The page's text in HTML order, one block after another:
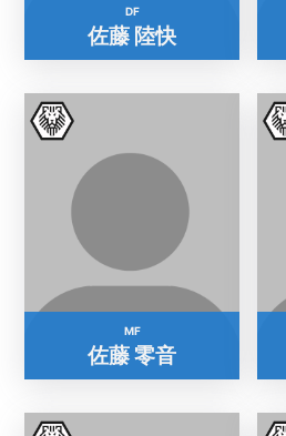
DF
佐藤 陸快
MF
佐藤 零音